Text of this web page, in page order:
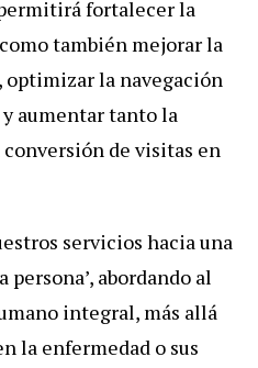
fortalecer la
también mejorar la
la navegación
aumentar tanto la
de visitas en
servicios hacia una
abordando al
integral, más allá
la enfermedad o sus